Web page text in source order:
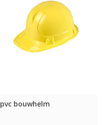
pvc bouwhelm